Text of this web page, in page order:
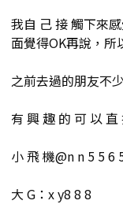
我自 己 接 觸下來
面覺得OK再說，所
之前去過的朋友不
有 興 趣 的 可 以 直
小 飛 機@n n 5 5 6
大 G：x y8 8 8